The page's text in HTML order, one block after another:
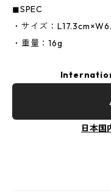
◼︎SPEC
・サイズ：
・重量：16g
日本国